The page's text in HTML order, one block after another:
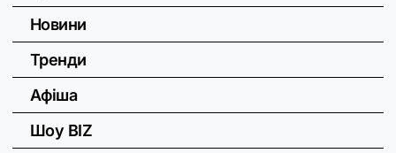
Новини
Тренди
Афіша
Шоу BIZ